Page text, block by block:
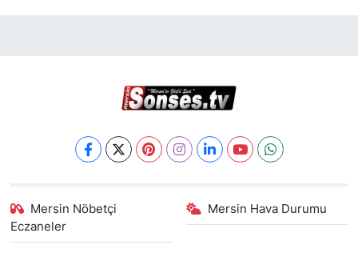
Mersin Nöbetçi
Eczaneler
Mersin Hava Durumu